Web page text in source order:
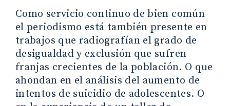
Como servicio continuo de bien común
el periodismo está también presente en
trabajos que radiografían el grado de
desigualdad y exclusión que sufren
franjas crecientes de la población. O que
ahondan en el análisis del aumento de
intentos de suicidio de adolescentes. O